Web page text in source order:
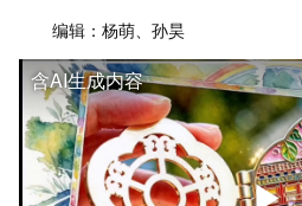
编辑：杨萌、孙昊
含AI生成内容